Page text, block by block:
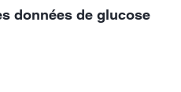
données de glucose